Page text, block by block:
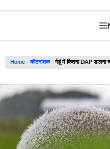
Home -कीटनाशक-गेहूं में कितना DAP डालना